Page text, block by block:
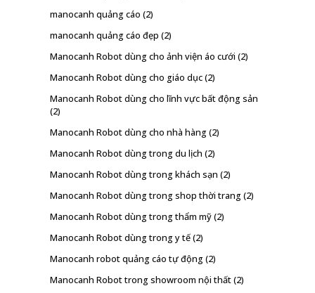
manocanh quảng cáo (2)
manocanh quảng cáo đẹp (2)
Manocanh Robot dùng cho ảnh viện áo cưới (2)
Manocanh Robot dùng cho giáo dục(2)
Manocanh Robot dùng cho lĩnh vực bất động sản
(2)
Manocanh Robot dùng cho nhà hàng(2)
Manocanh Robot dùng trong du lịch (2)
Manocanh Robot dùng trong khách sạn (2)
Manocanh Robot dùng trong shop thời trang(2)
Manocanh Robot dùng trong thẩm mỹ(2)
Manocanh Robot dùng trong y tế(2)
Manocanh robot quảng cáo tự động(2)
Manocanh Robot trong showroom nội thất(2)